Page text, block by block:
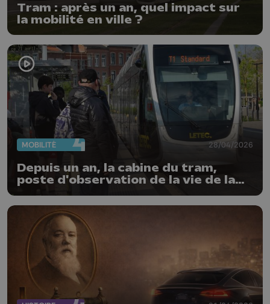
Tram : après un an, quel impact sur
la mobilité en ville ?
MOBILITÉ 28/04/2026
Depuis un an, la cabine du tram,
poste d'observation de la vie de la